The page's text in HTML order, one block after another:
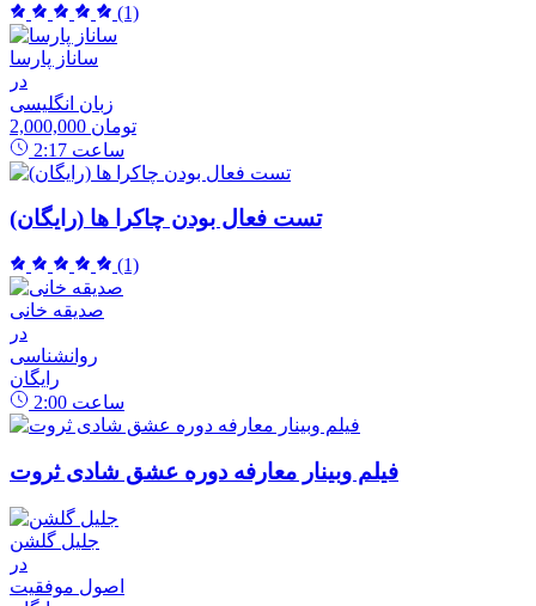
(1)
ساناز پارسا
در
زبان انگلیسی
2,000,000 تومان
2:17 ساعت
تست فعال بودن چاکرا ها (رایگان)
(1)
صدیقه خانی
در
روانشناسی
رایگان
2:00 ساعت
فیلم وبینار معارفه دوره عشق شادی ثروت
جلیل گلشن
در
اصول موفقیت